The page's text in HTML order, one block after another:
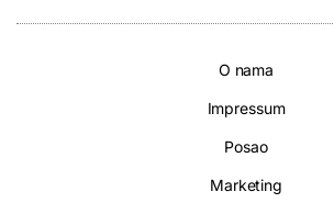
O nama
Impressum
Posao
Marketing